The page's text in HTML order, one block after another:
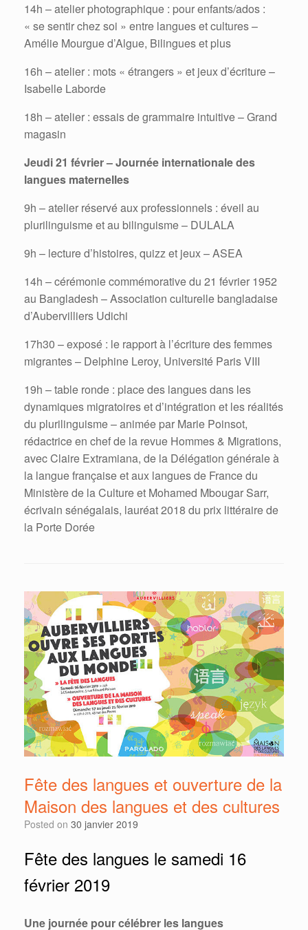
14h – atelier photographique : pour enfants/ados :
« se sentir chez soi » entre langues et cultures –
Amélie Mourgue d’Algue, Bilingues et plus
16h – atelier : mots « étrangers » et jeux d’écriture –
Isabelle Laborde
18h – atelier : essais de grammaire intuitive – Grand
magasin
Jeudi 21 février – Journée internationale des
langues maternelles
9h – atelier réservé aux professionnels : éveil au
plurilinguisme et au bilinguisme – DULALA
9h – lecture d’histoires, quizz et jeux – ASEA
14h – cérémonie commémorative du 21 février 1952
au Bangladesh – Association culturelle bangladaise
d’Aubervilliers Udichi
17h30 – exposé : le rapport à l’écriture des femmes
migrantes – Delphine Leroy, Université Paris VIII
19h – table ronde : place des langues dans les
dynamiques migratoires et d’intégration et les réalités
du plurilinguisme – animée par Marie Poinsot,
rédactrice en chef de la revue Hommes & Migrations,
avec Claire Extramiana, de la Délégation générale à
la langue française et aux langues de France du
Ministère de la Culture et Mohamed Mbougar Sarr,
écrivain sénégalais, lauréat 2018 du prix littéraire de
la Porte Dorée
Fête des langues et ouverture de la
Maison des langues et des cultures
Posted on 30 janvier 2019
Fête des langues le samedi 16
février 2019
Une journée pour célébrer les langues